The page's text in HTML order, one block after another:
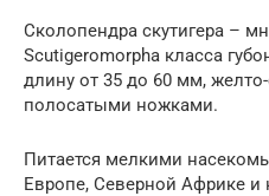
Сколопендра скутигера –
Scutigeromorpha класса
длину от 35 до 60 мм,
полосатыми ножками.
Питается мелкими
Европе, Северной Африке и